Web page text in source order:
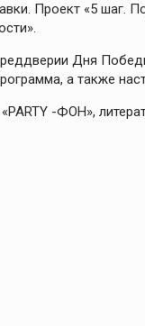
Проект «5 шаг.
Дня
а также
-ФОН»,